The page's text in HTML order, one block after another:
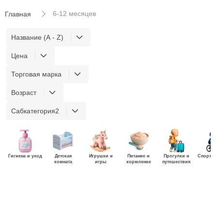
Главная 6-12 месяцев
Название (A - Z)
Цена
Торговая марка
Возраст
Сабкатегория2
Гигиена и уход
Детская
комната
Игрушки и
игры
Питание и
кормление
Прогулки и
путешествия
Спорт и